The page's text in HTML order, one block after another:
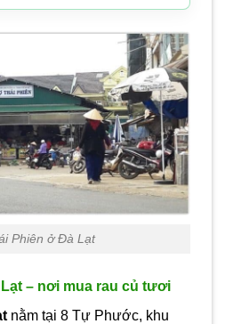
Phiên ở Đà Lạt
– nơi mua rau củ tươi
nằm tại 8 Tự Phước, khu